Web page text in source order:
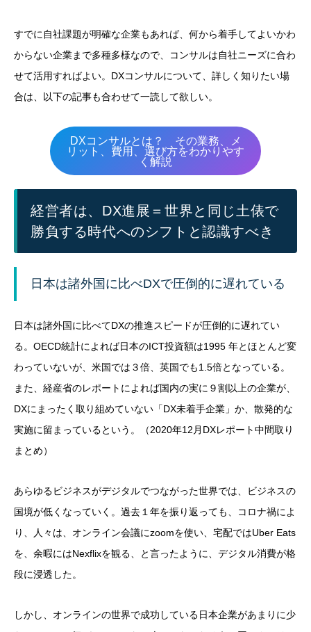
すでに自社課題が明確な企業もあれば、何から着手してよいかわ
からない企業まで多種多様なので、コンサルは自社ニーズに合わ
せて活用すればよい。DXコンサルについて、詳しく知りたい場
合は、以下の記事も合わせて一読して欲しい。
DXコンサルとは？ その業務、メ
リット、費用、選び方をわかりやす
く解説
経営者は、DX進展＝世界と同じ土俵で
勝負する時代へのシフトと認識すべき
日本は諸外国に比べDXで圧倒的に遅れている
日本は諸外国に比べてDXの推進スピードが圧倒的に遅れてい
る。OECD統計によれば日本のICT投資額は1995 年とほとんど変
わっていないが、米国では３倍、英国でも1.5倍となっている。
また、経産省のレポートによれば国内の実に９割以上の企業が、
DXにまったく取り組めていない「DX未着手企業」か、散発的な
実施に留まっているという。（2020年12月DXレポート中間取り
まとめ）
あらゆるビジネスがデジタルでつながった世界では、ビジネスの
国境が低くなっていく。過去１年を振り返っても、コロナ禍によ
り、人々は、オンライン会議にzoomを使い、宅配ではUber Eats
を、余暇にはNexflixを観る、と言ったように、デジタル消費が格
段に浸透した。
しかし、オンラインの世界で成功している日本企業があまりに少